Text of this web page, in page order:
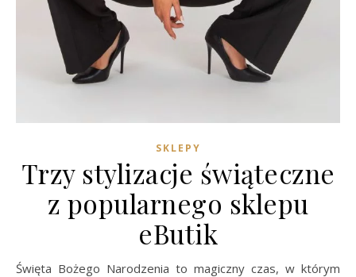
SKLEPY
Trzy stylizacje świąteczne
z popularnego sklepu
eButik
Święta Bożego Narodzenia to magiczny czas, w którym